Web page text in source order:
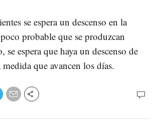
se espera un descenso en la
probable que se produzcan
espera que haya un descenso de
medida que avancen los días.